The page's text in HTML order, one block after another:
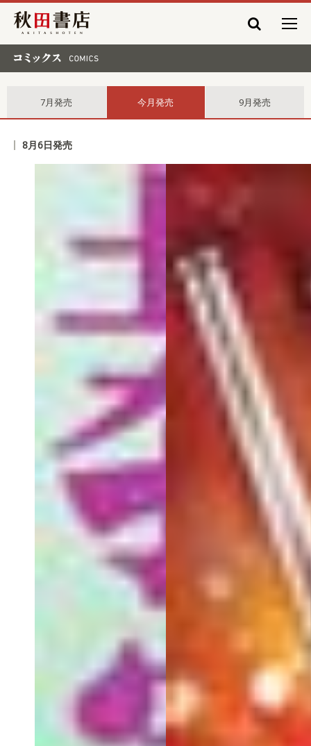
秋田書店
7月発売 今月発売 9月発売
8月6日発売